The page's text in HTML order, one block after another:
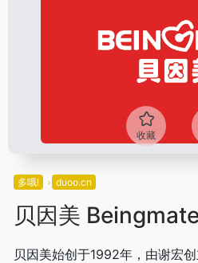
收藏
多哦! duoo.cn
贝因美
贝因美始创于1992年，由谢宏